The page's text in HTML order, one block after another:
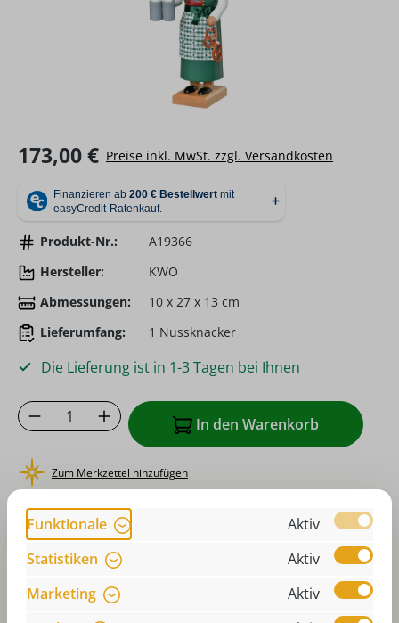
Regulärer Preis:
173,00 € Preise inkl. MwSt. zzgl. Versandkosten
Produkt-Nr.:
A19366
Hersteller:
KWO
Abmessungen:
10 x 27 x 13 cm
Lieferumfang:
1 Nussknacker
Die Lieferung ist in 1-3 Tagen bei Ihnen
Produkt Anzahl: Gib den gewünschten
In den Warenkorb
Zum Merkzettel hinzufügen
oder sofort bestellen mit
Funktionale
Aktiv
Statistiken
Aktiv
Marketing
Aktiv